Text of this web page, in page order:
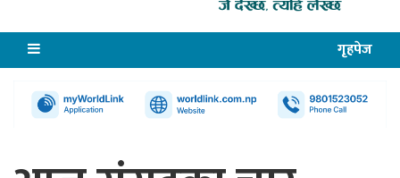
गृहपेज